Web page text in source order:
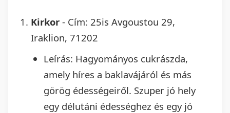
Kirkor - Cím: 25is Avgoustou 29,
Iraklion, 71202
Leírás: Hagyományos cukrászda,
amely híres a baklavájáról és más
görög édességeiről. Szuper jó hely
egy délutáni édességhez és egy jó